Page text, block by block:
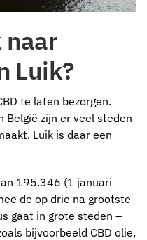
naar
Luik?
te laten bezorgen.
België zijn er veel steden
Luik is daar een
195.346 (1 januari
de op drie na grootste
gaat in grote steden –
bijvoorbeeld CBD olie,